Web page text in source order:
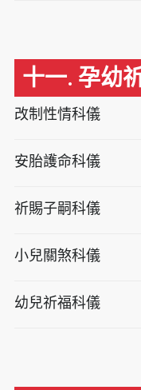
十一. 孕幼
改制性情科儀
安胎護命科儀
祈賜子嗣科儀
小兒關煞科儀
幼兒祈福科儀